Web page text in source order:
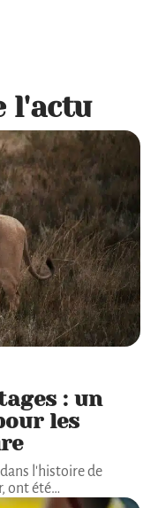
l'actu
: un
les
l'histoire de
ont été…